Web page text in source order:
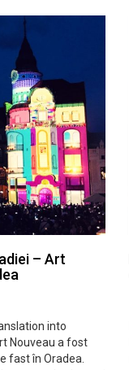
– Art
into
Nouveau a fost
fast în Oradea.